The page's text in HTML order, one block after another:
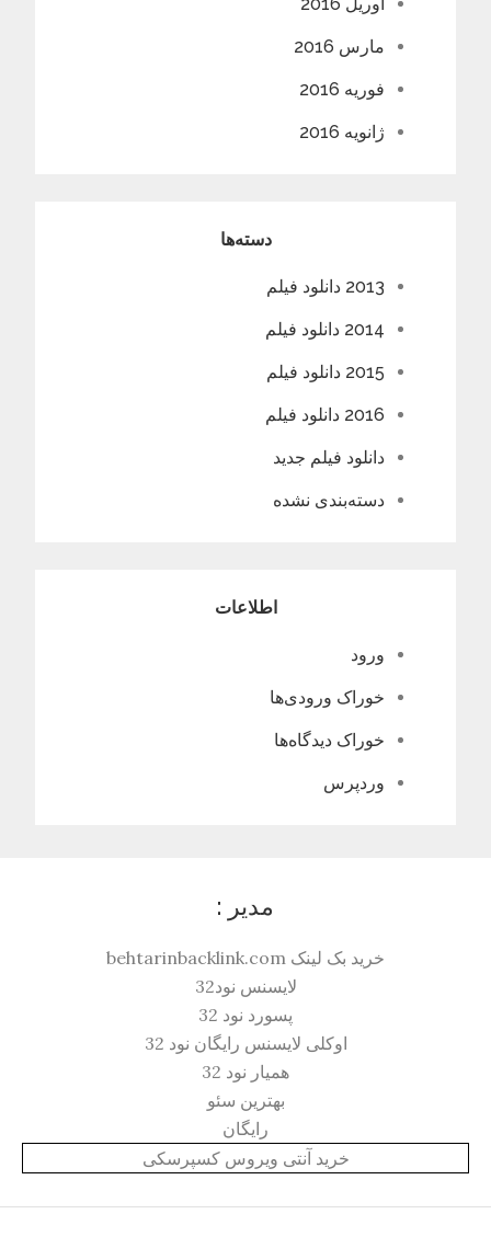
مارس 2016
فوریه 2016
ژانویه 2016
دسته‌ها
2013 دانلود فیلم
2014 دانلود فیلم
2015 دانلود فیلم
2016 دانلود فیلم
دانلود فیلم جدید
دسته‌بندی نشده
اطلاعات
ورود
خوراک ورودی‌ها
خوراک دیدگاه‌ها
وردپرس
مدیر :
خرید بک لینک behtarinbacklink.com
لایسنس نود32
پسورد نود 32
اوکلی لایسنس رایگان نود 32
همیار نود 32
بهترین سئو
رایگان
خرید آنتی ویروس کسپرسکی